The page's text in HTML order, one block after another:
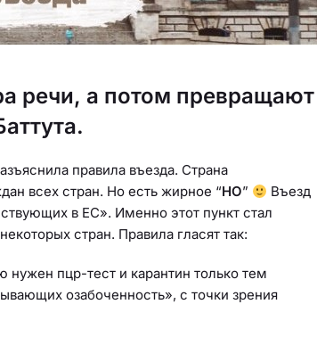
речи, а потом превращают
правила въезда. Страна
всех стран. Но есть жирное “НО”
Въезд
в ЕС». Именно этот пункт стал
стран. Правила гласят так:
пцр-тест и карантин только тем
озабоченность», с точки зрения